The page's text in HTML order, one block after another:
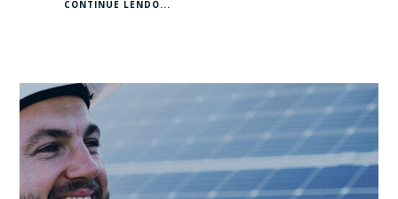
CONTINUE LENDO...